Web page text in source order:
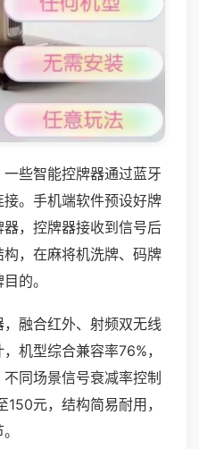
些智能控牌器通过蓝牙
。手机端软件预设好牌
，控牌器接收到信号后
，在麻将机洗牌、码牌
的。
融合红外、射频双无线
机型综合兼容率76%，
同场景信号衰减率控制
元，结构简易耐用，